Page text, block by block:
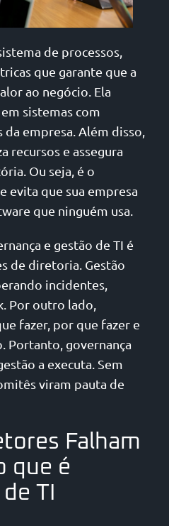
de processos,
que garante que a
ao negócio. Ela
sistemas com
empresa. Além disso,
recursos e assegura
Ou seja, é o
evita que sua empresa
que ninguém usa.
e gestão de TI é
de diretoria. Gestão
incidentes,
Por outro lado,
fazer, por que fazer e
Portanto, governança
a executa. Sem
viram pauta de
Falham
que é
TI